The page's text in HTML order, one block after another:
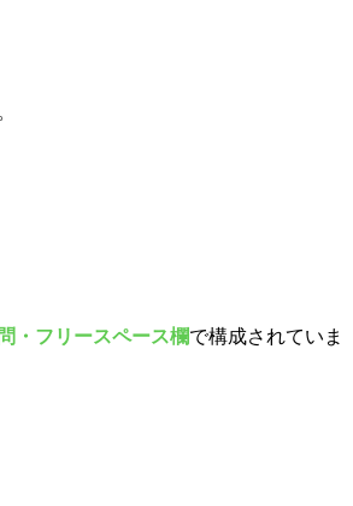
・フリースペース欄で構成されていま